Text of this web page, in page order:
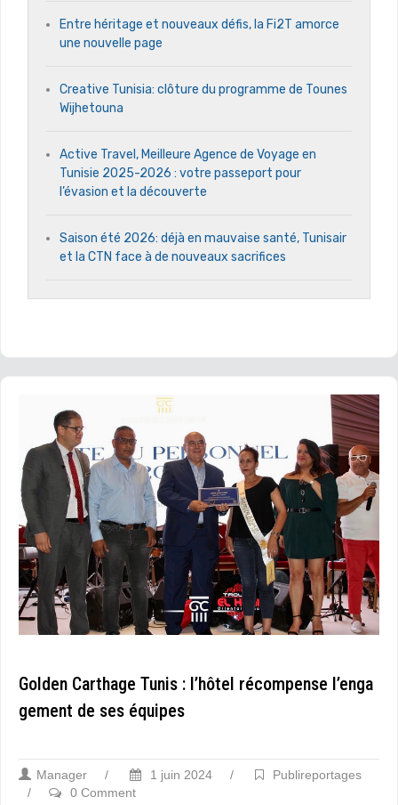
Entre héritage et nouveaux défis, la Fi2T amorce
une nouvelle page
Creative Tunisia: clôture du programme de Tounes
Wijhetouna
Active Travel, Meilleure Agence de Voyage en
Tunisie 2025-2026 : votre passeport pour
l’évasion et la découverte
Saison été 2026: déjà en mauvaise santé, Tunisair
et la CTN face à de nouveaux sacrifices
Golden Carthage Tunis : l’hôtel récompense l’enga
gement de ses équipes
Manager / 1 juin 2024 /
Publireportages
/
0 Comment